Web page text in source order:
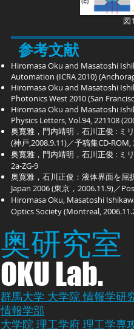
図
参考文献
Hiromasa Oku and Masatoshi
Automation (ICRA 2010)
Hiromasa Oku and Masatoshi
Photonics West 2010 (San
Hiromasa Oku and Masatoshi
Physics Letters, Vol.94, 221108
奥寛雅，門内靖明，石川正俊 : ミ
(神戸,2008.9.11)／予稿集CD-ROM,
奥寛雅，門内靖明，石川正俊 : ミ
2a-ZG-9
奥寛雅，石川正俊：液体界面を
Japan 2006 (東京，2006.11.9)／
Hiromasa Oku, Masatoshi
Optics Society (Montreal,
奥研究室​
OKU Lab.
群馬大学 大学院 情報学研
情報学部
大学院 理工学府 理工学専